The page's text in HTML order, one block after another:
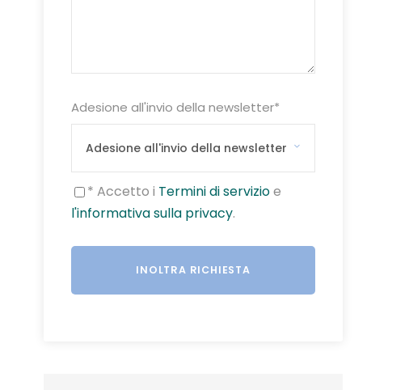
Adesione all'invio della newsletter*
* Accetto i Termini di servizioe
l'informativa sulla privacy.